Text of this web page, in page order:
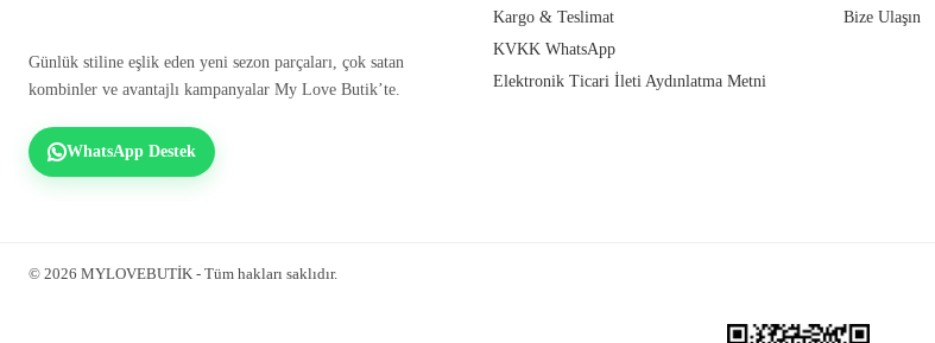
Günlük stiline eşlik eden yeni sezon parçaları, çok satan
kombinler ve avantajlı kampanyalar My Love Butik’te.
WhatsApp Destek
Kargo & Teslimat
KVKK WhatsApp
Elektronik Ticari İleti Aydınlatma Metni
Bize Ulaşın
© 2026 MYLOVEBUTİK - Tüm hakları saklıdır.